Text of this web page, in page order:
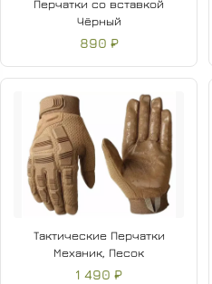
Перчатки со вставкой
Чёрный
890 ₽
Тактические Перчатки
Механик, Песок
1 490 ₽